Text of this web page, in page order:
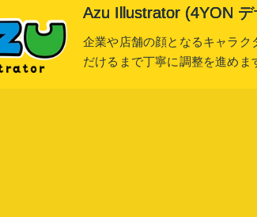
Azu Illustrator (4YON
企業や店舗の顔となるキャラク
だけるまで丁寧に調整を進めま